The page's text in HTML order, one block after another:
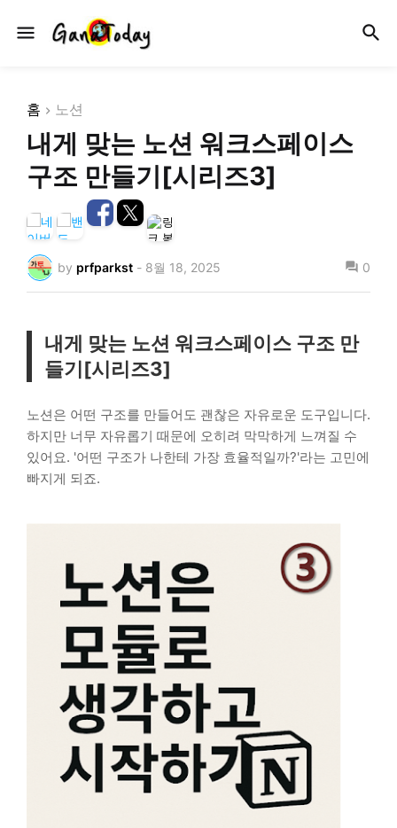
홈 노션
내게 맞는 노션 워크스페이스
구조 만들기[시리즈3]
by prfparkst - 8월 18, 2025 0
내게 맞는 노션 워크스페이스 구조 만
들기[시리즈3]
노션은 어떤 구조를 만들어도 괜찮은 자유로운 도구입니다.
하지만 너무 자유롭기 때문에 오히려 막막하게 느껴질 수
있어요. '어떤 구조가 나한테 가장 효율적일까?'라는 고민에
빠지게 되죠.